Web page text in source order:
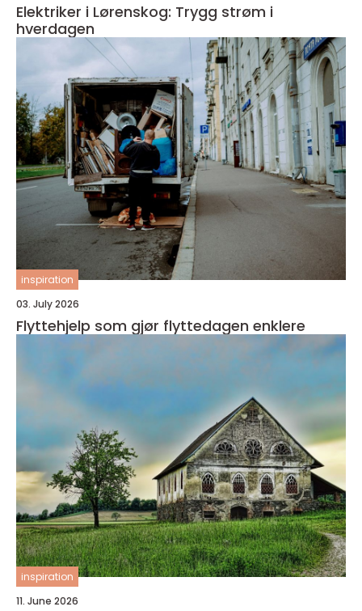
Elektriker i Lørenskog: Trygg strøm i
hverdagen
inspiration
03. July 2026
Flyttehjelp som gjør flyttedagen enklere
inspiration
11. June 2026